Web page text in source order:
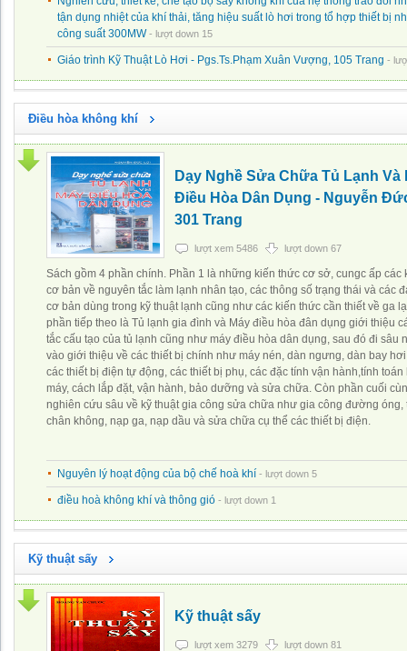
tận dụng nhiệt của khí thải, tăng hiệu suất lò hơi trong tổ hợp thiết bị
công suất 300MW - lượt down 15
Giáo trình Kỹ Thuật Lò Hơi - Pgs.Ts.Phạm Xuân Vượng, 105 Trang -
Điều hòa không khí
Dạy Nghề Sửa Chữa Tủ Lạnh Và
Điều Hòa Dân Dụng - Nguyễn
301 Trang
lượt xem 5486 lượt down 67
Sách gồm 4 phần chính. Phần 1 là những kiến thức cơ sở, cungc ấp các
cơ bản về nguyên tắc làm lạnh nhân tạo, các thông số trạng thái và các
cơ bản dùng trong kỹ thuật lạnh cũng như các kiến thức cần thiết về ga
phần tiếp theo là Tủ lạnh gia đình và Máy điều hòa đân dụng giới thiệu
tắc cấu tạo của tủ lạnh cũng như máy điều hòa dân dụng, sau đó đi sâu
vào giới thiệu về các thiết bị chính như máy nén, dàn ngưng, dàn bay
các thiết bị điện tự động, các thiết bị phụ, các đặc tính vận hành,tính
máy, cách lắp đặt, vận hành, bảo dưỡng và sửa chữa. Còn phần cuối
nghiên cứu sâu về kỹ thuật gia công sửa chữa như gia công đường óng,
chân không, nạp ga, nạp dầu và sửa chữa cụ thể các thiết bị điện.
Nguyên lý hoạt động của bộ chế hoà khí - lượt down 5
điều hoà không khí và thông gió - lượt down 1
Kỹ thuật sấy
Kỹ thuật sấy
lượt xem 3279 lượt down 81